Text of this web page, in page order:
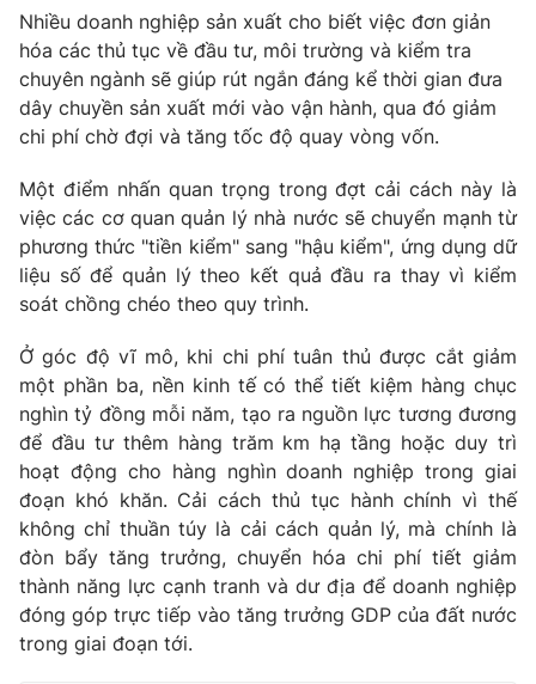
VTV9 VTV8
Liên hệ tòa soạn English
THỜI BÁO VTV
Theo dõi báo trên
Cơ quan chủ quản: Đài Truyền hình Việt Nam
Cơ quan báo chí:Thời báo VTV
Giấy phép hoạt động báo in và báo điện tử số 483/GP-BTTTT
cấp ngày 29/12/2023
Tổng Biên tập: Vũ Thanh Thủy
Phó Tổng Biên tập:Nguyễn Thị Mỹ Hạnh, Phạm Quốc Thắng,
Nguyễn Trọng Ninh
Nhiều doanh nghiệp sản xuất cho biết việc đơn giản
hóa các thủ tục về đầu tư, môi trường và kiểm tra
chuyên ngành sẽ giúp rút ngắn đáng kể thời gian đưa
dây chuyền sản xuất mới vào vận hành, qua đó giảm
chi phí chờ đợi và tăng tốc độ quay vòng vốn.
Một điểm nhấn quan trọng trong đợt cải cách này là
việc các cơ quan quản lý nhà nước sẽ chuyển mạnh từ
phương thức "tiền kiểm" sang "hậu kiểm", ứng dụng dữ
liệu số để quản lý theo kết quả đầu ra thay vì kiểm
soát chồng chéo theo quy trình.
Ở góc độ vĩ mô, khi chi phí tuân thủ được cắt giảm
một phần ba, nền kinh tế có thể tiết kiệm hàng chục
nghìn tỷ đồng mỗi năm, tạo ra nguồn lực tương đương
để đầu tư thêm hàng trăm km hạ tầng hoặc duy trì
hoạt động cho hàng nghìn doanh nghiệp trong giai
đoạn khó khăn. Cải cách thủ tục hành chính vì thế
không chỉ thuần túy là cải cách quản lý, mà chính là
đòn bẩy tăng trưởng, chuyển hóa chi phí tiết giảm
thành năng lực cạnh tranh và dư địa để doanh nghiệp
đóng góp trực tiếp vào tăng trưởng GDP của đất nước
trong giai đoạn tới.